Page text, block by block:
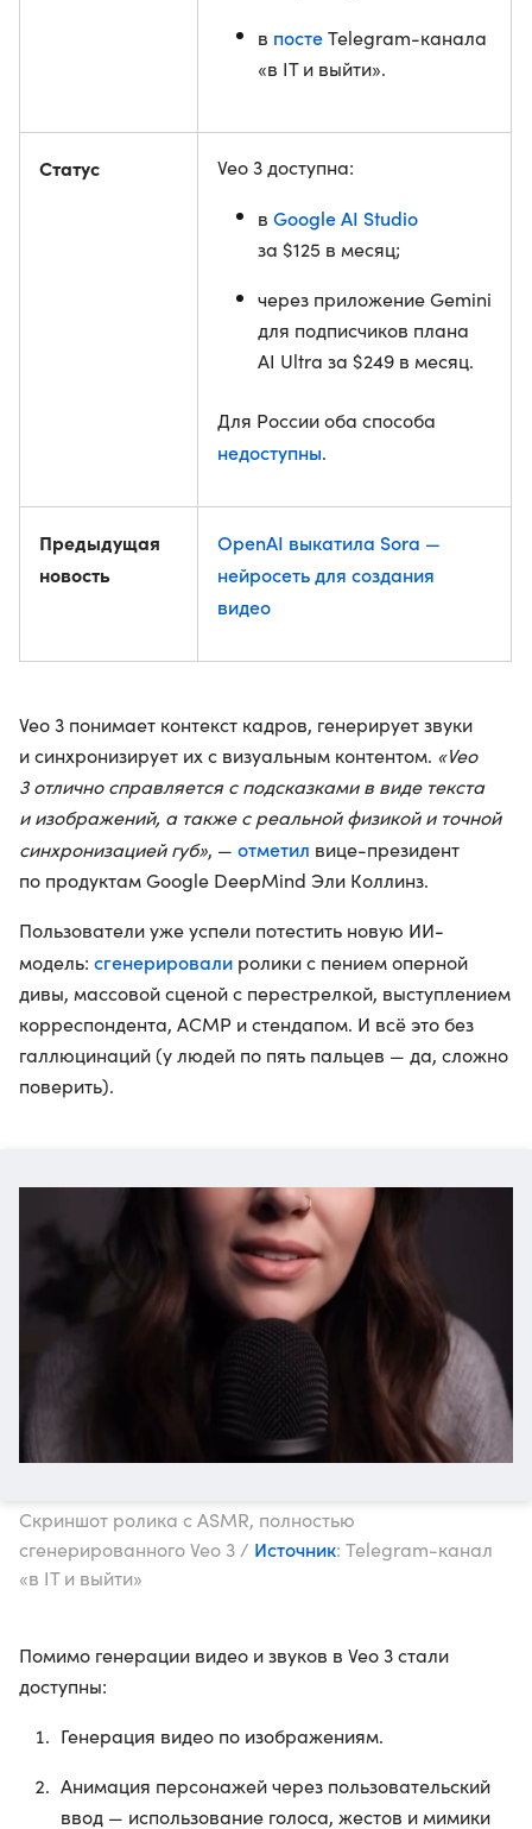
в постеTelegram-канала
«в IT и выйти».
Статус Veo 3 доступна:
в Google AI Studio
за $125 в месяц;
через приложение Gemini
для подписчиков плана
AI Ultra за $249 в месяц.
Для России оба способа
недоступны.
Предыдущая
новость
OpenAI выкатила Sora —
нейросеть для создания
видео
Veo 3 понимает контекст кадров, генерирует звуки
и синхронизирует их с визуальным контентом. «Veo
3 отлично справляется с подсказками в виде текста
и изображений, а также с реальной физикой и точной
синхронизацией губ», — отметил вице-президент
по продуктам Google DeepMind Эли Коллинз.
Пользователи уже успели потестить новую ИИ-
модель: сгенерировали ролики с пением оперной
дивы, массовой сценой с перестрелкой, выступлением
корреспондента, АСМР и стендапом. И всё это без
галлюцинаций (у людей по пять пальцев — да, сложно
поверить).
Скриншот ролика с ASMR, полностью
сгенерированного Veo 3 / Источник: Telegram-канал
«в IT и выйти»
Помимо генерации видео и звуков в Veo 3 стали
доступны:
Генерация видео по изображениям.
Анимация персонажей через пользовательский
ввод — использование голоса, жестов и мимики